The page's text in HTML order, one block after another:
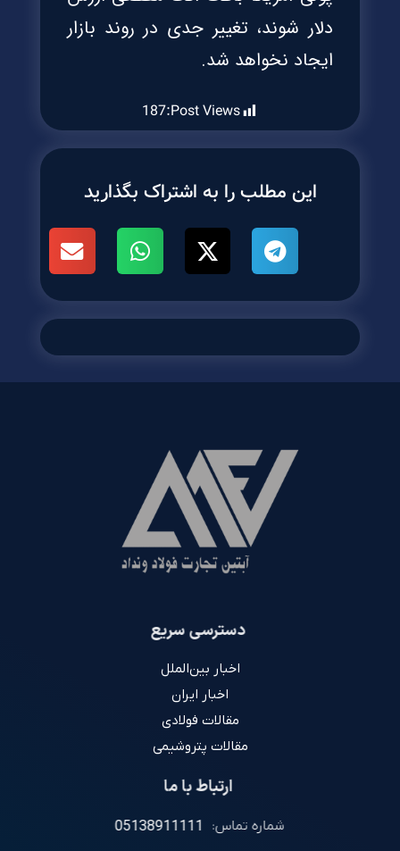
دلار شوند، تغییر جدی در روند بازار
ایجاد نخواهد شد.
Post Views:
187
این مطلب را به اشتراک بگذارید
دسترسی سریع
اخبار بین‌الملل
اخبار ایران
مقالات فولادی
مقالات پتروشیمی
ارتباط با ما
شماره تماس: 05138911111